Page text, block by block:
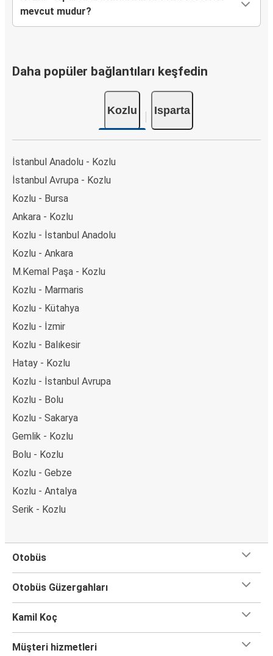
mevcut mudur?
Daha popüler bağlantıları keşfedin
Kozlu Isparta
İstanbul Anadolu - Kozlu
İstanbul Avrupa - Kozlu
Kozlu - Bursa
Ankara - Kozlu
Kozlu - İstanbul Anadolu
Kozlu - Ankara
M.Kemal Paşa - Kozlu
Kozlu - Marmaris
Kozlu - Kütahya
Kozlu - İzmir
Kozlu - Balıkesir
Hatay - Kozlu
Kozlu - İstanbul Avrupa
Kozlu - Bolu
Kozlu - Sakarya
Gemlik - Kozlu
Bolu - Kozlu
Kozlu - Gebze
Kozlu - Antalya
Serik - Kozlu
Otobüs
Otobüs Güzergahları
Kamil Koç
Müşteri hizmetleri